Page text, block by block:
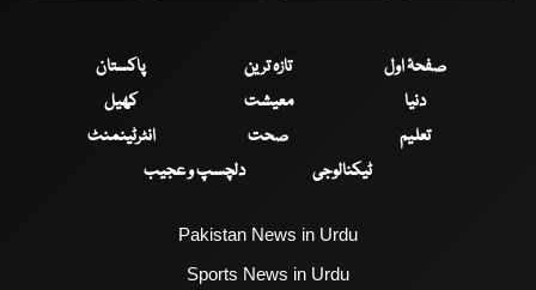
صفحۂ اول تازہ ترین
پاکستان
دنیا
معیشت
کھیل
تعلیم
صحت
انٹرٹینمنٹ
ٹیکنالوجی
دلچسپ و عجیب
Pakistan News in Urdu
Sports News in Urdu